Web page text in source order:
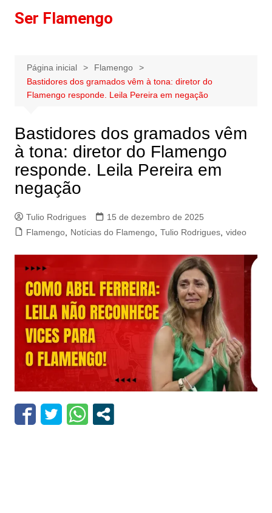
paraSer Flamengo
Página inicial
Flamengo
Bastidores dos gramados vêm à tona: diretor do
Flamengo responde. Leila Pereira em negação
Bastidores dos gramados vêm
à tona: diretor do Flamengo
responde. Leila Pereira em
negação
Tulio Rodrigues
15 de dezembro de 2025
Flamengo, Notícias do Flamengo, Tulio Rodrigues, video